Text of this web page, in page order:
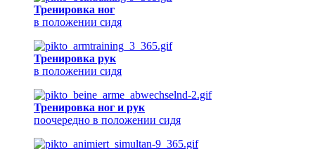
Тренировка ног
в положении сидя
Тренировка рук
в положении сидя
Тренировка ног и рук
поочередно в положении сидя